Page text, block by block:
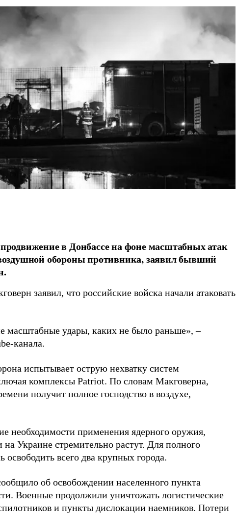
в Донбассе на фоне масштабных атак
обороны противника, заявил бывший
заявил, что российские войска начали атаковать
масштабные удары, каких не было раньше», –
канала.
испытывает острую нехватку систем
комплексы Patriot. По словам Макговерна,
получит полное господство в воздухе,
необходимости применения ядерного оружия,
Украине стремительно растут. Для полного
освободить всего два крупных города.
об освобождении населенного пункта
Военные продолжили уничтожать логистические
и пункты дислокации наемников. Потери